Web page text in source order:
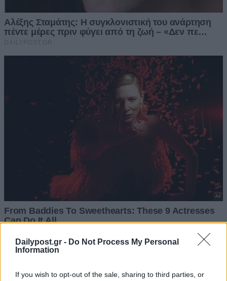
Dailypost.gr - Do Not Process My Personal
Information
If you wish to opt-out of the sale, sharing to third parties, or